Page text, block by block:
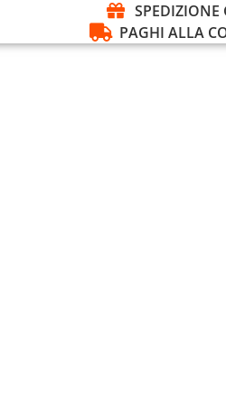
SPEDIZIONE
PAGHI ALLA